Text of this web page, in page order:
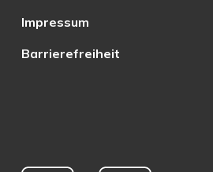
Impressum
Barrierefreiheit